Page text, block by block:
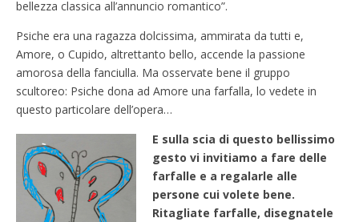
bellezza classica all’annuncio romantico”.
Psiche era una ragazza dolcissima, ammirata da tutti e,
Amore, o Cupido, altrettanto bello, accende la passione
amorosa della fanciulla. Ma osservate bene il gruppo
scultoreo: Psiche dona ad Amore una farfalla, lo vedete in
questo particolare dell’opera…
E sulla scia di questo bellissimo
gesto vi invitiamo a fare delle
farfalle e a regalarle alle
persone cui volete bene.
Ritagliate farfalle, disegnatele